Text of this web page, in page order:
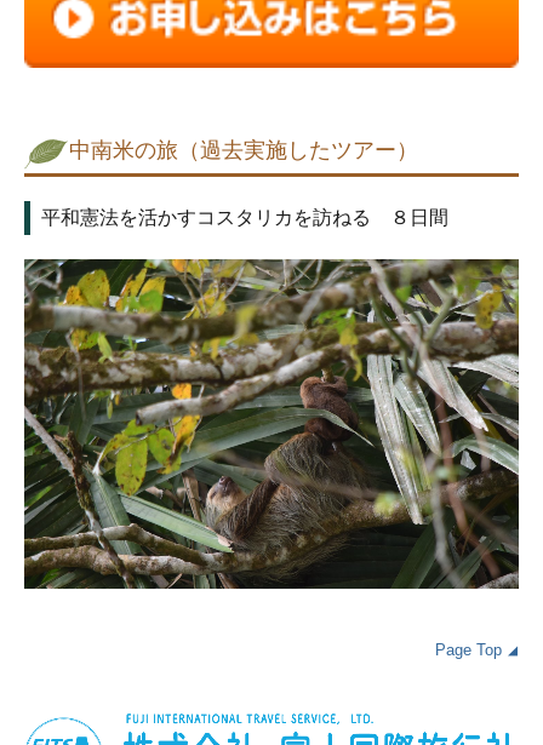
中南米の旅（過去実施したツアー）
平和憲法を活かすコスタリカを訪ねる ８日間
Page Top ◢